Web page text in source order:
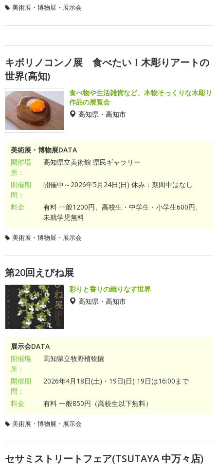
美術展・博物展・展示会
キボリノコンノ展 食べたい！木彫りアートの
世界(高知)
食べ物や生活雑貨など、本物そっくりな木彫り
作品の展覧会
高知県・高知市
美術展・博物展DATA
開催場
所：
高知県立美術館 県民ギャラリー
開催期
間：
開催中～2026年5月24日(日) 休み：期間中はなし
料金:
有料 一般1200円、高校生・中学生・小学生600円、
未就学児無料
美術展・博物展・展示会
第20回えびね展
彩りと香りの織りなす世界
高知県・高知市
展示会DATA
開催場
所：
高知県立牧野植物園
開催期
間：
2026年4月18日(土)・19日(日) 19日は16:00まで
料金: 有料 一般850円（高校生以下無料）
美術展・博物展・展示会
セサミストリートフェア(TSUTAYA 中万々店)